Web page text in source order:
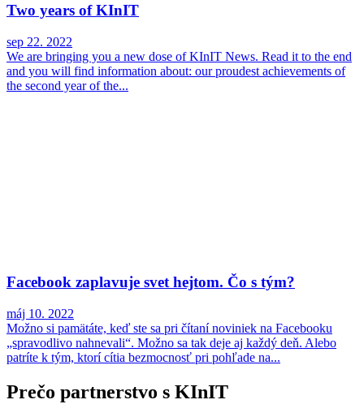
Two years of KInIT
sep 22. 2022
We are bringing you a new dose of KInIT News. Read it to the end
and you will find information about: our proudest achievements of
the second year of the...
Facebook zaplavuje svet hejtom. Čo s tým?
máj 10. 2022
Možno si pamätáte, keď ste sa pri čítaní noviniek na Facebooku
„spravodlivo nahnevali“. Možno sa tak deje aj každý deň. Alebo
patríte k tým, ktorí cítia bezmocnosť pri pohľade na...
Prečo partnerstvo s KInIT